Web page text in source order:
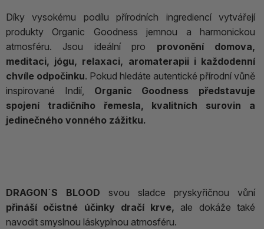
Díky vysokému podílu přírodních ingrediencí vytvářejí
produkty Organic Goodness jemnou a harmonickou
atmosféru. Jsou ideální pro provonění domova,
meditaci, jógu, relaxaci, aromaterapii i každodenní
chvíle odpočinku. Pokud hledáte autentické přírodní vůně
inspirované Indií, Organic Goodness představuje
spojení tradičního řemesla, kvalitních surovin a
jedinečného vonného zážitku.
DRAGON´S BLOOD svou sladce pryskyřičnou vůní
přináší očistné účinky dračí krve,ale dokáže také
navodit smyslnou láskyplnou atmosféru.